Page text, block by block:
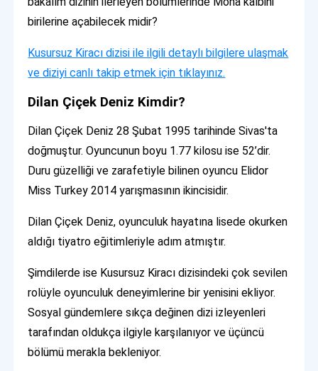
birilerine açabilecek midir?
Kusursuz Kiracı dizisi ile ilgili detaylı bilgilere ulaşmak
ve diziyi canlı takip etmek için tıklayınız.
Dilan Çiçek Deniz Kimdir?
Dilan Çiçek Deniz 28 Şubat 1995 tarihinde Sivas'ta
doğmuştur. Oyuncunun boyu 1.77 kilosu ise 52’dir.
Duru güzelliği ve zarafetiyle bilinen oyuncu Elidor
Miss Turkey 2014 yarışmasının ikincisidir.
Dilan Çiçek Deniz, oyunculuk hayatına lisede okurken
aldığı tiyatro eğitimleriyle adım atmıştır.
Şimdilerde ise Kusursuz Kiracı dizisindeki çok sevilen
rolüyle oyunculuk deneyimlerine bir yenisini ekliyor.
Sosyal gündemlere sıkça değinen dizi izleyenleri
tarafından oldukça ilgiyle karşılanıyor ve üçüncü
bölümü merakla bekleniyor.